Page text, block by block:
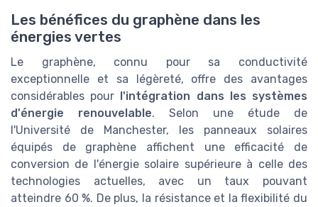
Les bénéfices du graphène dans les
énergies vertes
Le graphène, connu pour sa conductivité
exceptionnelle et sa légèreté, offre des avantages
considérables pour l'intégration dans les systèmes
d'énergie renouvelable. Selon une étude de
l'Université de Manchester, les panneaux solaires
équipés de graphène affichent une efficacité de
conversion de l'énergie solaire supérieure à celle des
technologies actuelles, avec un taux pouvant
atteindre 60 %. De plus, la résistance et la flexibilité du